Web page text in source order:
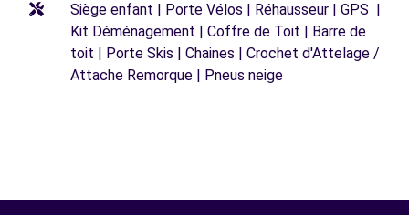
Siège enfant | Porte Vélos | Réhausseur | GPS |
Kit Déménagement | Coffre de Toit | Barre de
toit | Porte Skis | Chaines | Crochet d'Attelage /
Attache Remorque | Pneus neige